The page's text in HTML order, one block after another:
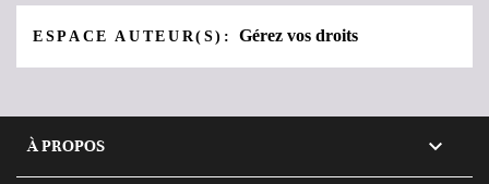
ESPACE AUTEUR(S):Gérez vos droits
À PROPOS 